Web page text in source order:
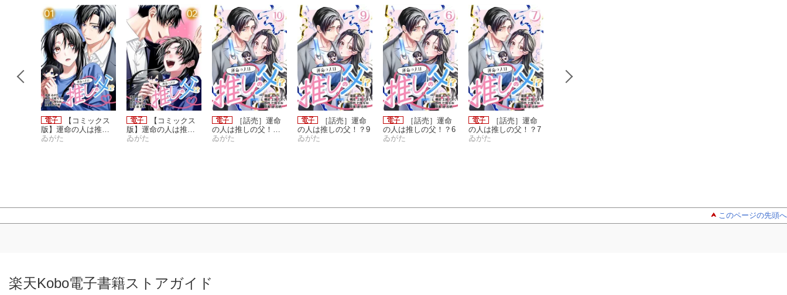
【コミックス
版】運命の人は推し
の父！？1
ゐがた
【コミックス
版】運命の人は推し
の父！？2
ゐがた
［話売］運命
の人は推しの父！？1
0
ゐがた
［話売］運命
の人は推しの父！？9
ゐがた
［話売］運命
の人は推しの父！？6
ゐがた
［話売］運命
の人は推しの父！？7
ゐがた
このページの先頭へ
楽天Kobo電子書籍ストアガイド